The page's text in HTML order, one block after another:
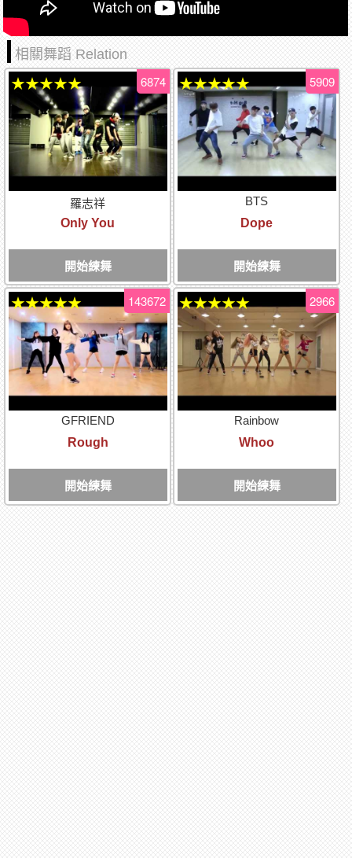
相關舞蹈 Relation
羅志祥
Only You
開始練舞
6874
★★★★★
BTS
Dope
開始練舞
5909
★★★★★
GFRIEND
Rough
開始練舞
143672
★★★★★
Rainbow
Whoo
開始練舞
2966
★★★★★